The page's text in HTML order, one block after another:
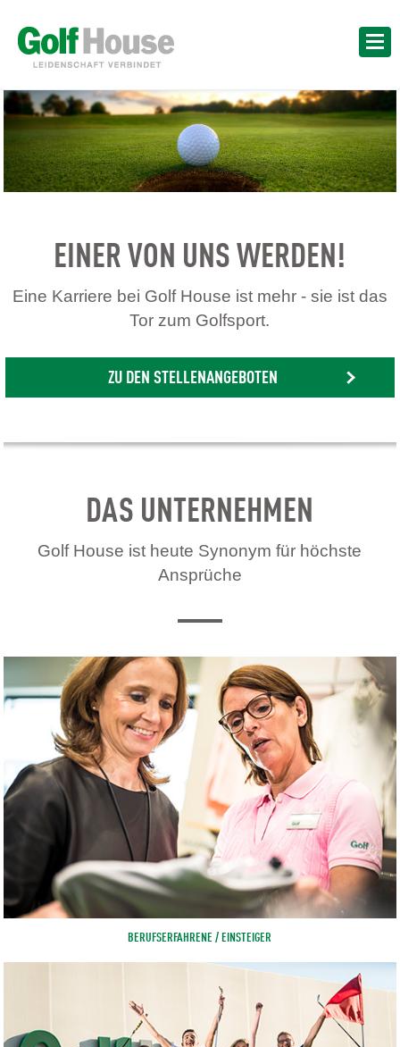
EINER VON UNS WERDEN!
Eine Karriere bei Golf House ist mehr - sie ist das
Tor zum Golfsport.
ZU DEN STELLENANGEBOTEN
DAS UNTERNEHMEN
Golf House ist heute Synonym für höchste
Ansprüche
BERUFSERFAHRENE / EINSTEIGER